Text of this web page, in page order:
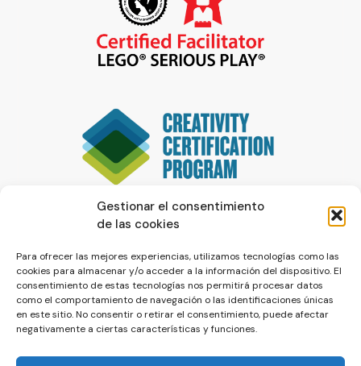
Gestionar el consentimiento
de las cookies
Para ofrecer las mejores experiencias, utilizamos tecnologías como las
cookies para almacenar y/o acceder a la información del dispositivo. El
consentimiento de estas tecnologías nos permitirá procesar datos
como el comportamiento de navegación o las identificaciones únicas
en este sitio. No consentir o retirar el consentimiento, puede afectar
negativamente a ciertas características y funciones.